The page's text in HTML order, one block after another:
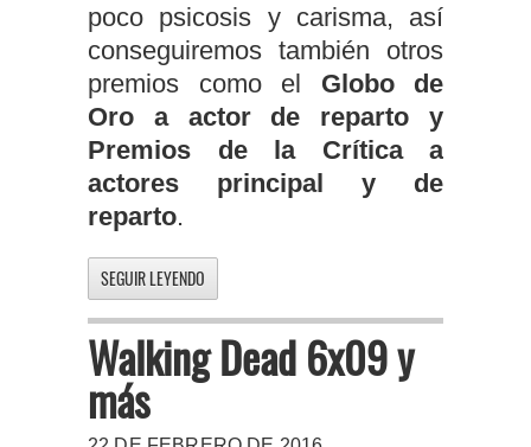
poco psicosis y carisma, así
conseguiremos también otros
premios como el Globo de
Oro a actor de reparto y
Premios de la Crítica a
actores principal y de
reparto.
SEGUIR LEYENDO
Walking Dead 6x09 y
más